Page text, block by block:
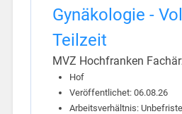
Gynäkologie -
Teilzeit
MVZ Hochfranken
Hof
Veröffentlichet: 06.08.26
Arbeitsverhältnis: